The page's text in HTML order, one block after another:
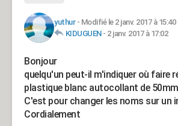
yuthur- Modifié le 2 janv. 2017 à 15:40
KIDUGUEN- 2 janv. 2017 à 17:02
Bonjour
quelqu'un peut-il m'indiquer où faire
plastique blanc autocollant de
C'est pour changer les noms sur un
Cordialement